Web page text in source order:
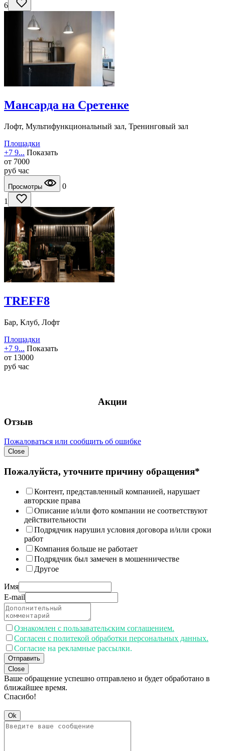
6
Мансарда на Сретенке
Лофт, Мультифункциональный зал, Тренинговый зал
Площадки
+7 9... Показать
от 7000
руб час
Просмотры
0
1
TREFF8
Бар, Клуб, Лофт
Площадки
+7 9... Показать
от 13000
руб час
Акции
Отзыв
Пожаловаться или сообщить об ошибке
Close
Пожалуйста, уточните причину обращения*
Контент, представленный компанией, нарушает
авторские права
Описание и/или фото компании не соответствуют
действительности
Подрядчик нарушил условия договора и/или сроки
работ
Компания больше не работает
Подрядчик был замечен в мошенничестве
Другое
Имя
E-mail
Ознакомлен с пользавательским соглашением.
Согласен с политекой обработки персональных данных.
Согласие на рекламные рассылки.
Отправить
Close
Ваше обращение успешно отправлено и будет обработано в
ближайшее время.
Спасибо!
Ok